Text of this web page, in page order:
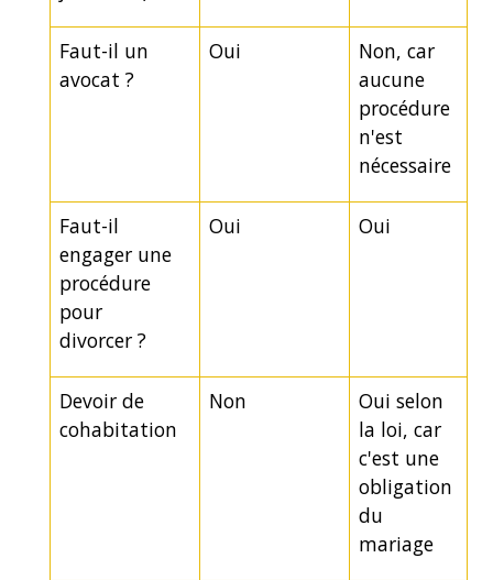
Faut-il un
avocat ?
Oui
Non, car
aucune
procédure
n'est
nécessaire
Faut-il
engager une
procédure
pour
divorcer ?
Oui Oui
Devoir de
cohabitation
Non
Oui selon
la loi, car
c'est une
obligation
du
mariage